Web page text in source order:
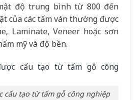
độ trung bình từ 800 đến
của các tấm ván thường được
Laminate, Veneer hoặc sơn
mỹ và độ bền.
cấu tạo từ tấm gỗ công nghiệp